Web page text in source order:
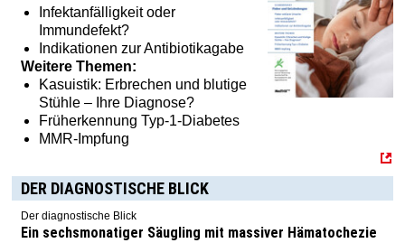
Infektanfälligkeit oder
Immundefekt?
Indikationen zur Antibiotikagabe
Weitere Themen:
Kasuistik: Erbrechen und blutige
Stühle – Ihre Diagnose?
Früherkennung Typ-1-Diabetes
MMR-Impfung
DER DIAGNOSTISCHE BLICK
Der diagnostische Blick
Ein sechsmonatiger Säugling mit massiver Hämatochezie